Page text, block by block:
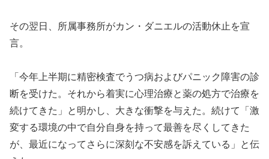
その翌日、所属事務所がカン・ダニエルの活動休止を宣
言。
「今年上半期に精密検査でうつ病およびパニック障害の診
断を受けた。それから着実に心理治療と薬の処方で治療を
続けてきた」と明かし、大きな衝撃を与えた。続けて「激
変する環境の中で自分自身を持って最善を尽くしてきた
が、最近になってさらに深刻な不安感を訴えている」と伝